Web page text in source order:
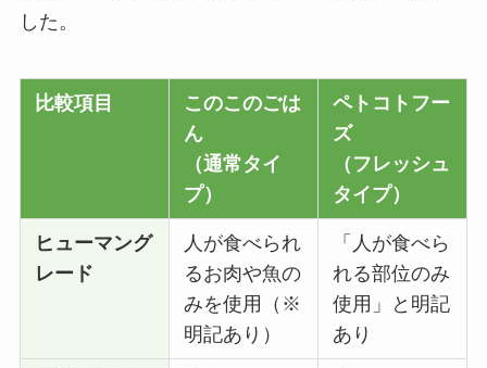
した。
比較項目
このこのごは
ん
（通常タイ
プ）
ペトコトフー
ズ
（フレッシュ
タイプ）
ヒューマング
レード
人が食べられ
るお肉や魚の
みを使用（※
明記あり）
「人が食べら
れる部位のみ
使用」と明記
あり